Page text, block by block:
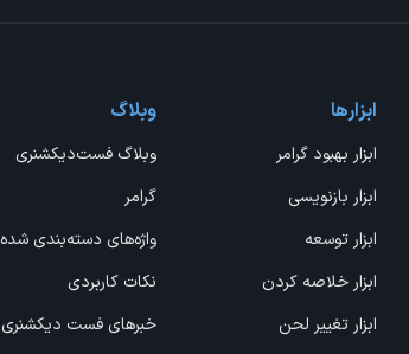
ابزارها
ابزار بهبود گرامر
ابزار بازنویسی
ابزار توسعه
ابزار خلاصه کردن
ابزار تغییر لحن
وبلاگ
وبلاگ فست‌دیکشنری
گرامر
واژه‌های دسته‌بندی شده
نکات کاربردی
خبرهای فست دیکشنری